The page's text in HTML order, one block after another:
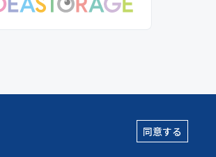
co., ltd. All Rights Reserved.
同意する